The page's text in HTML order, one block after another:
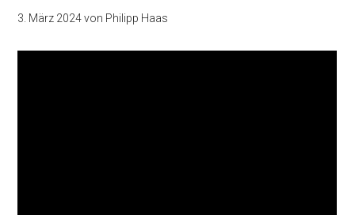
3. März 2024von Philipp Haas